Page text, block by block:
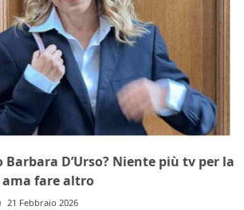
D’Urso? Niente più tv per la
fare altro
21 Febbraio 2026